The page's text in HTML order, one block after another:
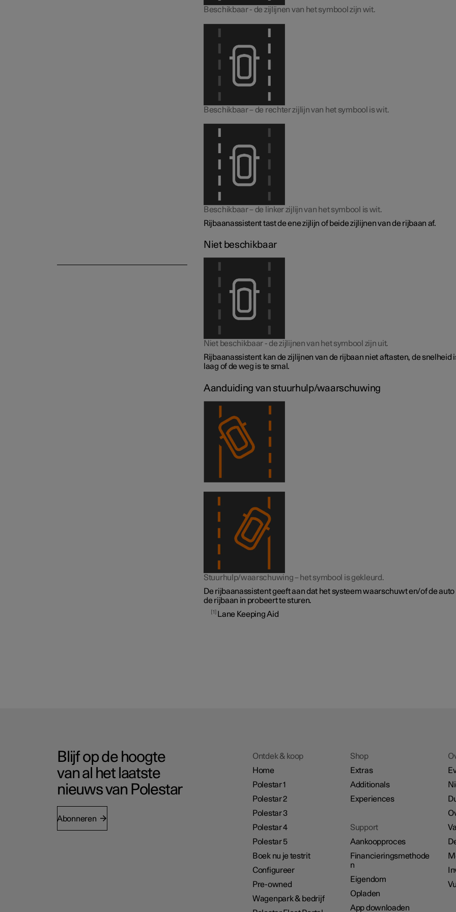
Beschikbaar - de zijlijnen van het symbool zijn wit.
Beschikbaar – de rechter zijlijn van het symbool is wit.
Beschikbaar – de linker zijlijn van het symbool is wit.
Rijbaanassistent tast de ene zijlijn of beide zijlijnen van de rijbaan af.
Niet beschikbaar
Niet beschikbaar - de zijlijnen van het symbool zijn uit.
Rijbaanassistent kan de zijlijnen van de rijbaan niet aftasten, de snelheid
laag of de weg is te smal.
Aanduiding van stuurhulp/waarschuwing
Stuurhulp/waarschuwing – het symbool is gekleurd.
De rijbaanassistent geeft aan dat het systeem waarschuwt en/of de
de rijbaan in probeert te sturen.
1 Lane Keeping Aid
Blijf op de hoogte
van al het laatste
nieuws van Polestar
Abonneren
Ontdek & koop
Home
Polestar 1
Polestar 2
Polestar 3
Polestar 4
Polestar 5
Boek nu je testrit
Configureer
Pre-owned
Wagenpark & bedrijf
Shop
Extras
Additionals
Experiences
Support
Aankoopproces
Financieringsmethode
n
Eigendom
Opladen
App downloaden